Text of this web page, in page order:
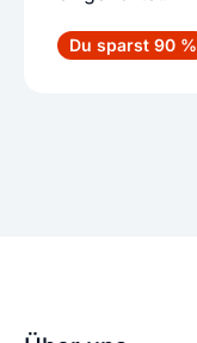
Du sparst 90 %